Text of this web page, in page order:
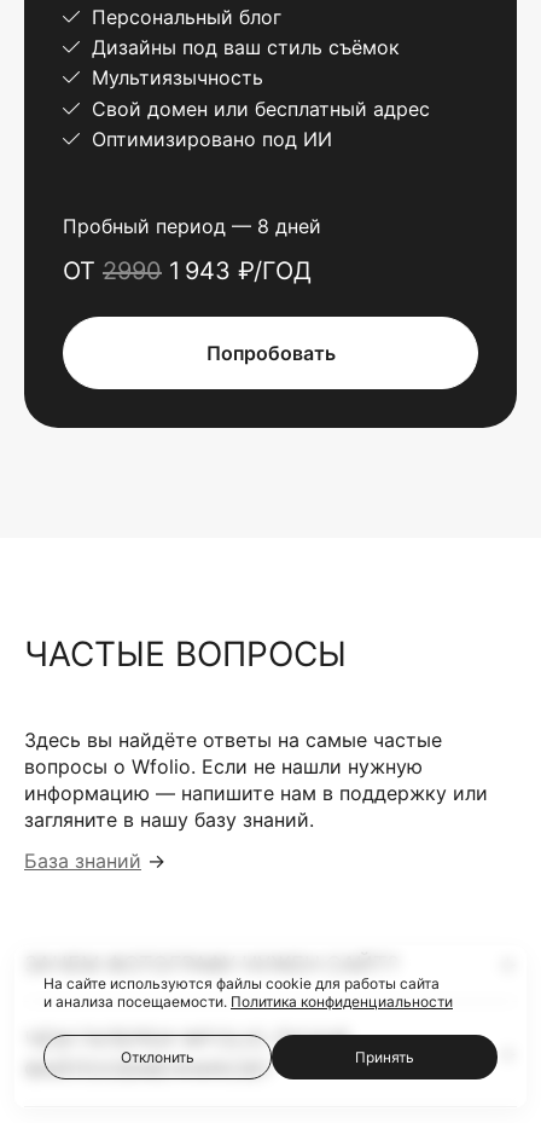
Персональный блог
Дизайны под ваш стиль съёмок
Мультиязычность
Свой домен или бесплатный адрес
Оптимизировано под ИИ
Пробный период — 8 дней
ОТ 2990 1 943 ₽/ГОД
Попробовать
ЧАСТЫЕ ВОПРОСЫ
Здесь вы найдёте ответы на самые частые
вопросы о Wfolio. Если не нашли нужную
информацию — напишите нам в поддержку или
загляните в нашу базу знаний.
База знаний →
ЧЕМ ГАЛЕРЕИ WFOLIO ЛУЧШЕ
ФАЙЛООБМЕННИКОВ?
На сайте используются файлы cookie для работы сайта
и анализа посещаемости. Политика конфиденциальности
Отклонить Принять